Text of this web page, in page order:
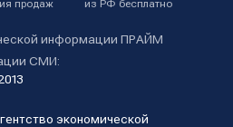
продаж из РФ бесплатно
информации ПРАЙМ
СМИ:
экономической